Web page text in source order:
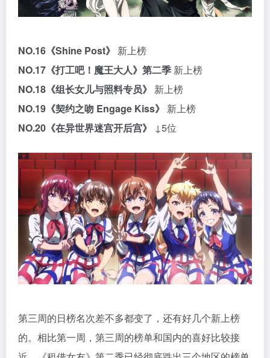
NO.16 《Shine Post》 新上榜
NO.17 《打工吧！魔王大人》第二季 新上榜
NO.18 《组长女儿与照料专员》 新上榜
NO.19 《契约之吻 Engage Kiss》 新上榜
NO.20 《在异世界迷宫开后宫》 ↓5位
第三周的日榜名次差不多都变了，还有好几个新上榜
的。相比第一周，第三周的榜单和国内的喜好比较接